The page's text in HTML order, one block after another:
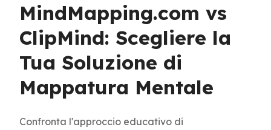
MindMapping.com vs
ClipMind: Scegliere la
Tua Soluzione di
Mappatura Mentale
Confronta l'approccio educativo di